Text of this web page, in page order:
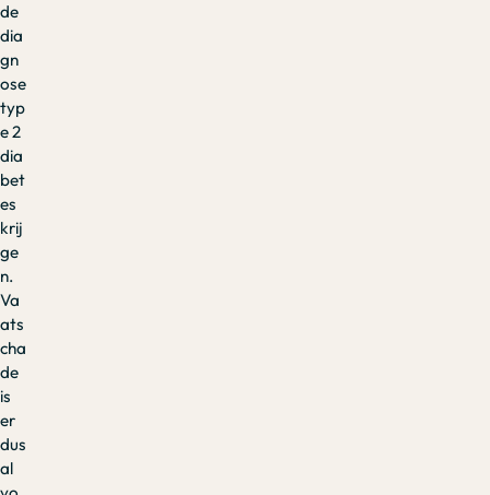
de
dia
gn
ose
typ
e 2
dia
bet
es
krij
ge
n.
Va
ats
cha
de
is
er
dus
al